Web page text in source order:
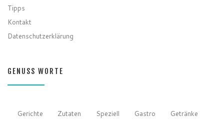
Tipps
Kontakt
Datenschutzerklärung
GENUSS WORTE
Gerichte Zutaten Speziell Gastro Getränke